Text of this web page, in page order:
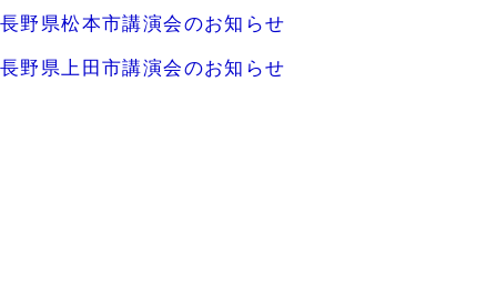
長野県松本市講演会のお知らせ
長野県上田市講演会のお知らせ